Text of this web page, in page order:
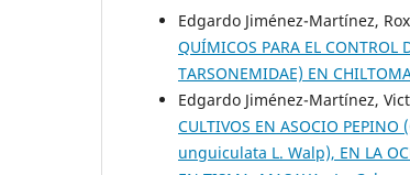
Edgardo Jiménez-Martínez,
QUÍMICOS PARA EL
TARSONEMIDAE) EN
Edgardo Jiménez-Martínez,
CULTIVOS EN ASOCIO
unguiculata L. Walp), EN LA